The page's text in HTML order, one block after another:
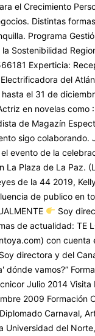
el Crecimiento
Distintas
Programa
Sostenibilidad
Experticia:
del
el 31 de
en novelas como
de Magazín
sigo colaborando.
evento de la
La Plaza de La Paz.
de la 44 2019,
de publico en
Soy
de actualidad: TE
con cuenta
Soy directora y del
dónde vamos?”
Julio 2014 Visita
2009 Formación
Carnaval,
Universidad del